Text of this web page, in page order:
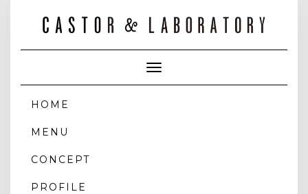
Toggle
Navigation
HOME
MENU
CONCEPT
PROFILE